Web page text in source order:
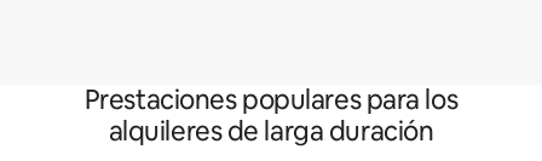
Prestaciones populares para los
alquileres de larga duración